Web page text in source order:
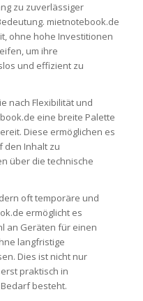
zu zuverlässiger
mietnotebook.de
ohne hohe Investitionen
um ihre
und effizient zu
nach Flexibilität und
eine breite Palette
Diese ermöglichen es
den Inhalt zu
über die technische
oft temporäre und
ermöglicht es
an Geräten für einen
langfristige
Dies ist nicht nur
praktisch in
besteht.